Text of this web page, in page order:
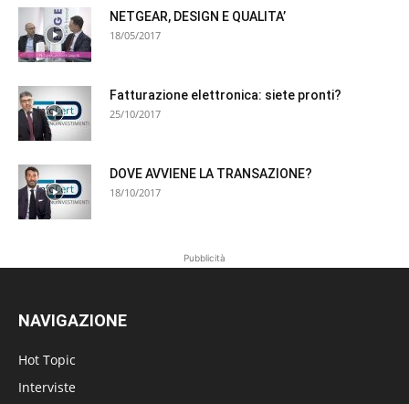
NETGEAR, DESIGN E QUALITA’
18/05/2017
Fatturazione elettronica: siete pronti?
25/10/2017
DOVE AVVIENE LA TRANSAZIONE?
18/10/2017
Pubblicità
NAVIGAZIONE
Hot Topic
Interviste